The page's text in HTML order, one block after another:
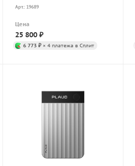
Арт.: 19689
Цена
25 800₽
6 773 ₽× 4 платежа в Сплит